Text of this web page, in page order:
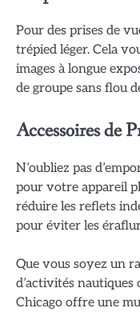
Pour des prises de
trépied léger. Cela
images à longue
de groupe sans flou
Accessoires de
N’oubliez pas
pour votre appareil
réduire les reflets
pour éviter les
Que vous soyez un
d’activités
Chicago offre une